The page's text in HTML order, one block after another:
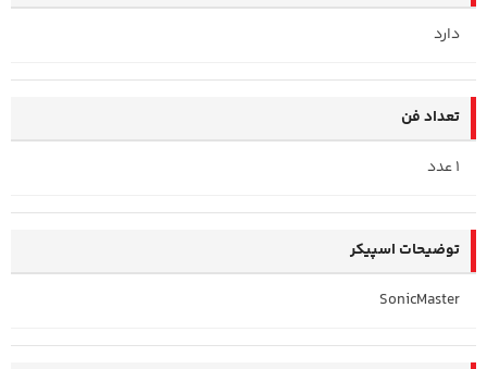
دارد
تعداد فن
1 عدد
توضیحات اسپیکر
SonicMaster